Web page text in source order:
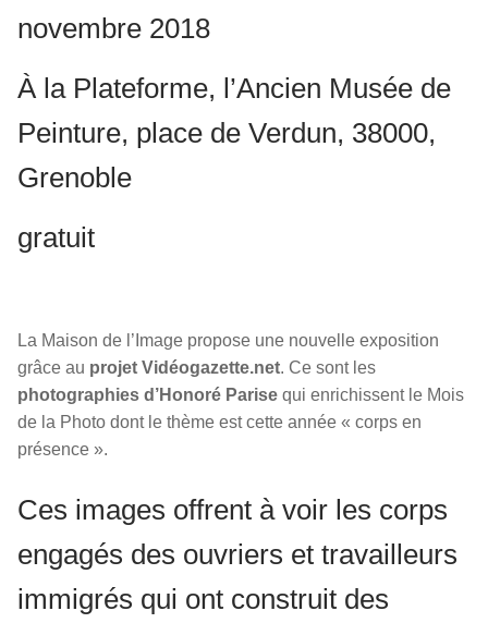
novembre 2018
À la Plateforme, l’Ancien Musée de
Peinture, place de Verdun, 38000,
Grenoble
gratuit
La Maison de l’Image propose une nouvelle exposition
grâce au projet Vidéogazette.net. Ce sont les
photographies d’Honoré Parise qui enrichissent le Mois
de la Photo dont le thème est cette année « corps en
présence ».
Ces images offrent à voir les corps
engagés des ouvriers et travailleurs
immigrés qui ont construit des